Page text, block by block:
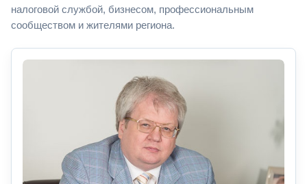
налоговой службой, бизнесом, профессиональным
сообществом и жителями региона.